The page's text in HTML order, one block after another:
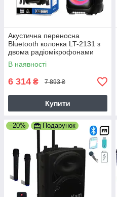
Акустична переносна
Bluetooth колонка LT-2131 з
двома радіомікрофонами
2*8" 60 Вт FM, USB, AUX,
RGB (380 x 370 x 847 мм)
В наявності
6 314 ₴ 7 893 ₴
Купити
–20% Подарунок